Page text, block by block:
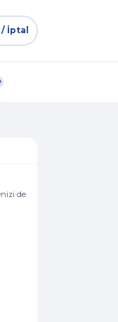
/ İptal
de